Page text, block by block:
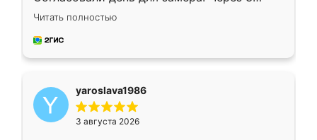
недели кухня была уже готова. Остались
довольны работой. Спасибо Ренессанс
мебель за качественную работу!
Читать полностью
yaroslava1986
3 августа 2026